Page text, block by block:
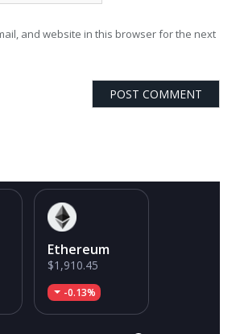
and website in this browser for the next
Ethereum
$1,910.45
-0.13%